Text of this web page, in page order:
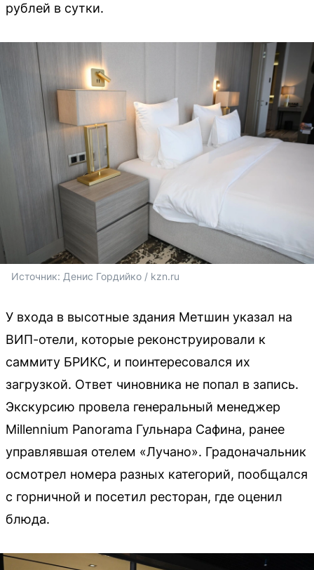
рублей в сутки.
Источник: Денис Гордийко / kzn.ru
У входа в высотные здания Метшин указал на
ВИП-отели, которые реконструировали к
саммиту БРИКС, и поинтересовался их
загрузкой. Ответ чиновника не попал в запись.
Экскурсию провела генеральный менеджер
Millennium Panorama Гульнара Сафина, ранее
управлявшая отелем «Лучано». Градоначальник
осмотрел номера разных категорий, пообщался
с горничной и посетил ресторан, где оценил
блюда.